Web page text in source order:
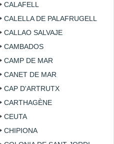
CALAFELL
CALELLA DE PALAFRUGELL
CALLAO SALVAJE
CAMBADOS
CAMP DE MAR
CANET DE MAR
CAP D'ARTRUTX
CARTHAGÈNE
CEUTA
CHIPIONA